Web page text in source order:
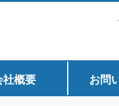
社概要 お問